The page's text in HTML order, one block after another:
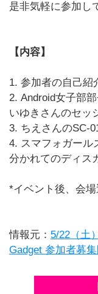
是非気軽に参加し
【内容】
1. 参加者の自己紹
2. Android女子部
いゆきさんのセッ
3. ちえさんのSC-
4. スマフォガール
分かれてのディス
*イベント後、会
情報元： 5/22（土
Gadget 参加者募集